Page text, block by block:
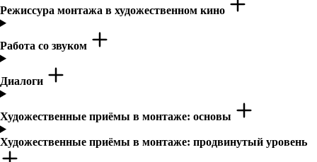
Режиссура монтажа в художественном кино
Работа со звуком
Диалоги
Художественные приёмы в монтаже: основы
Художественные приёмы в монтаже: продвинутый уровень